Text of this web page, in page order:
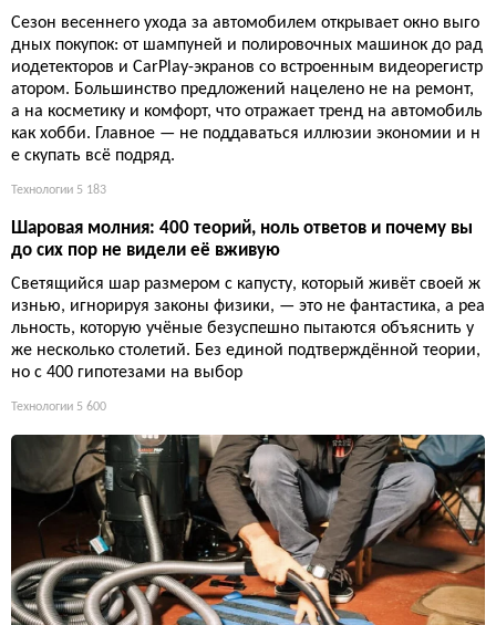
Сезон весеннего ухода за автомобилем открывает окно выго
дных покупок: от шампуней и полировочных машинок до рад
иодетекторов и CarPlay-экранов со встроенным видеорегистр
атором. Большинство предложений нацелено не на ремонт,
а на косметику и комфорт, что отражает тренд на автомобиль
как хобби. Главное — не поддаваться иллюзии экономии и н
е скупать всё подряд.
Технологии 5 183
Шаровая молния: 400 теорий, ноль ответов и почему вы
до сих пор не видели её вживую
Светящийся шар размером с капусту, который живёт своей ж
изнью, игнорируя законы физики, — это не фантастика, а реа
льность, которую учёные безуспешно пытаются объяснить у
же несколько столетий. Без единой подтверждённой теории,
но с 400 гипотезами на выбор
Технологии 5 600